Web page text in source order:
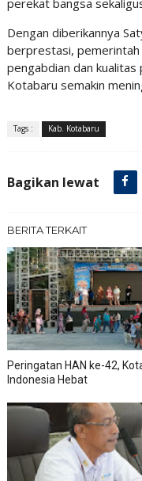
perekat bangsa
Dengan diberikannya
berprestasi,
pengabdian dan kualitas
Kotabaru semakin
Tags : Kab. Kotabaru
Bagikan lewat
BERITA TERKAIT
Peringatan HAN ke-42,
Indonesia Hebat